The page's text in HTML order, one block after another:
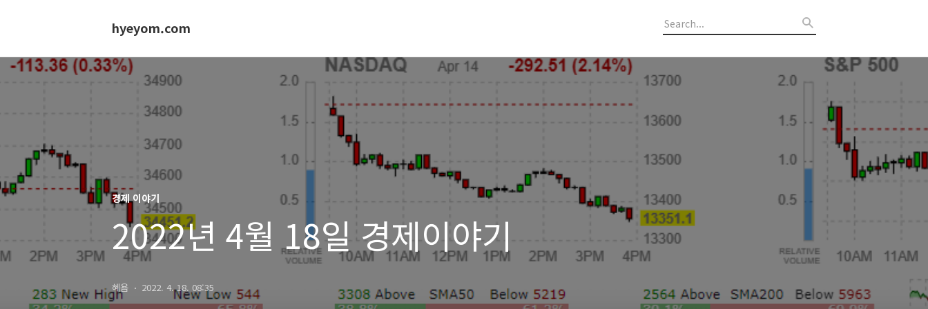
hyeyom.com
경제 이야기
2022년 4월 18일 경제이야기
혜욤 2022. 4. 18. 08:35